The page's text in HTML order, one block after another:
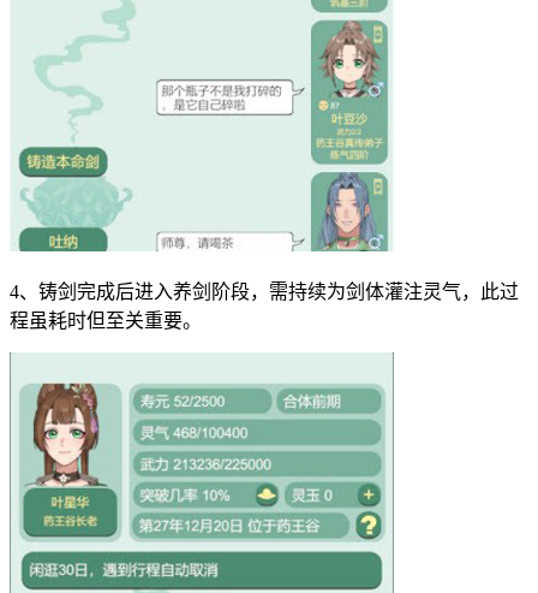
4、铸剑完成后进入养剑阶段，需持续为剑体灌注灵气，此过
程虽耗时但至关重要。